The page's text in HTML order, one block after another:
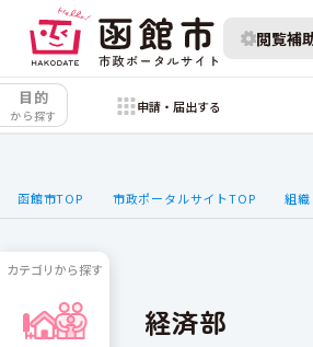
閲覧補
目的
から探す
申請・届出する
函館市TOP 市政ポータルサイトTOP 組
経済部
カテゴリから探す